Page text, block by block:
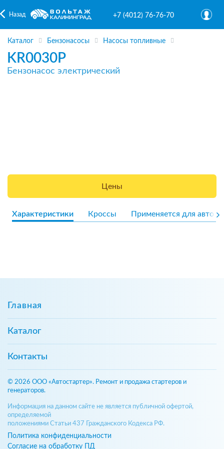
Назад +7 (4012) 76-76-70
Каталог Бензонасосы Насосы топливные
KR0030P
Бензонасос электрический
Цены
Характеристики Кроссы Применяется для авто
Главная
Каталог
Контакты
© 2026 ООО «Автостартер». Ремонт и продажа стартеров и
генераторов.
Информация на данном сайте не является публичной офертой,
определяемой
положениями Статьи 437 Гражданского Кодекса РФ.
Политика конфиденциальности
Согласие на обработку ПД